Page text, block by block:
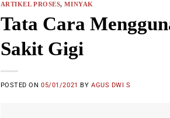
ARTIKEL PROSES,MINYAK
Tata Cara
Sakit Gigi
POSTED ON05/01/2021 BY AGUS DWI S